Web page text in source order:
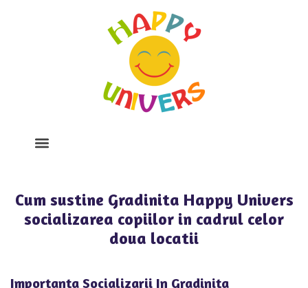
Cum sustine Gradinita Happy Univers
socializarea copiilor in cadrul celor
doua locatii
Importanta Socializarii In Gradinita